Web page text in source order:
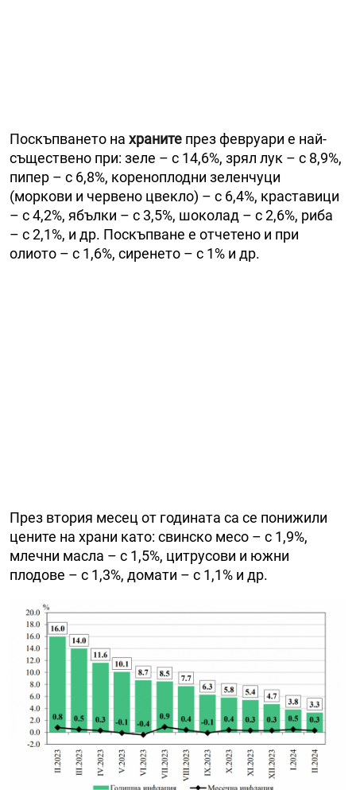
Поскъпването на храните през февруари е най-
съществено при: зеле – с 14,6%, зрял лук – с 8,9%,
пипер – с 6,8%, кореноплодни зеленчуци
(моркови и червено цвекло) – с 6,4%, краставици
– с 4,2%, ябълки – с 3,5%, шоколад – с 2,6%, риба
– с 2,1%, и др. Поскъпване е отчетено и при
олиото – с 1,6%, сиренето – с 1% и др.
През втория месец от годината са се понижили
цените на храни като: свинско месо – с 1,9%,
млечни масла – с 1,5%, цитрусови и южни
плодове – с 1,3%, домати – с 1,1% и др.